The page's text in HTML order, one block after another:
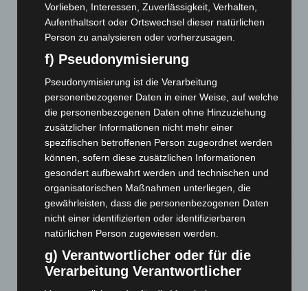
Celle: Mensch stirbt bei Bagger-Unfall auf Baustelle
5. August 2026
beschädigt
5. August 2026
Anklage nach Abschaltung von „Archetyp Market“ erhoben
3. August 2026
Hannover: Polizei stoppt 166 Trunkenheitsfahrten bei
2. August 2026
Hannover Klassik Open Air 2026: Französische Oper im
Maschpark
2. August 2026
Schwarz Digits und Zscaler starten souveräne Cloud-
Sicherheitsplattform für Europa
Vorlieben, Interessen, Zuverlässigkeit, Verhalten,
Aufenthaltsort oder Ortswechsel dieser natürlichen
Person zu analysieren oder vorherzusagen.
f) Pseudonymisierung
Pseudonymisierung ist die Verarbeitung
personenbezogener Daten in einer Weise, auf welche
die personenbezogenen Daten ohne Hinzuziehung
zusätzlicher Informationen nicht mehr einer
spezifischen betroffenen Person zugeordnet werden
können, sofern diese zusätzlichen Informationen
gesondert aufbewahrt werden und technischen und
organisatorischen Maßnahmen unterliegen, die
gewährleisten, dass die personenbezogenen Daten
nicht einer identifizierten oder identifizierbaren
natürlichen Person zugewiesen werden.
g) Verantwortlicher oder für die
Verarbeitung Verantwortlicher